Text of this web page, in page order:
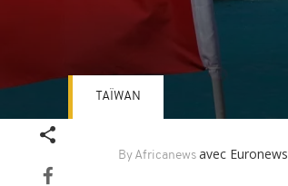
By Africanews avec Euronews
TAÏWAN